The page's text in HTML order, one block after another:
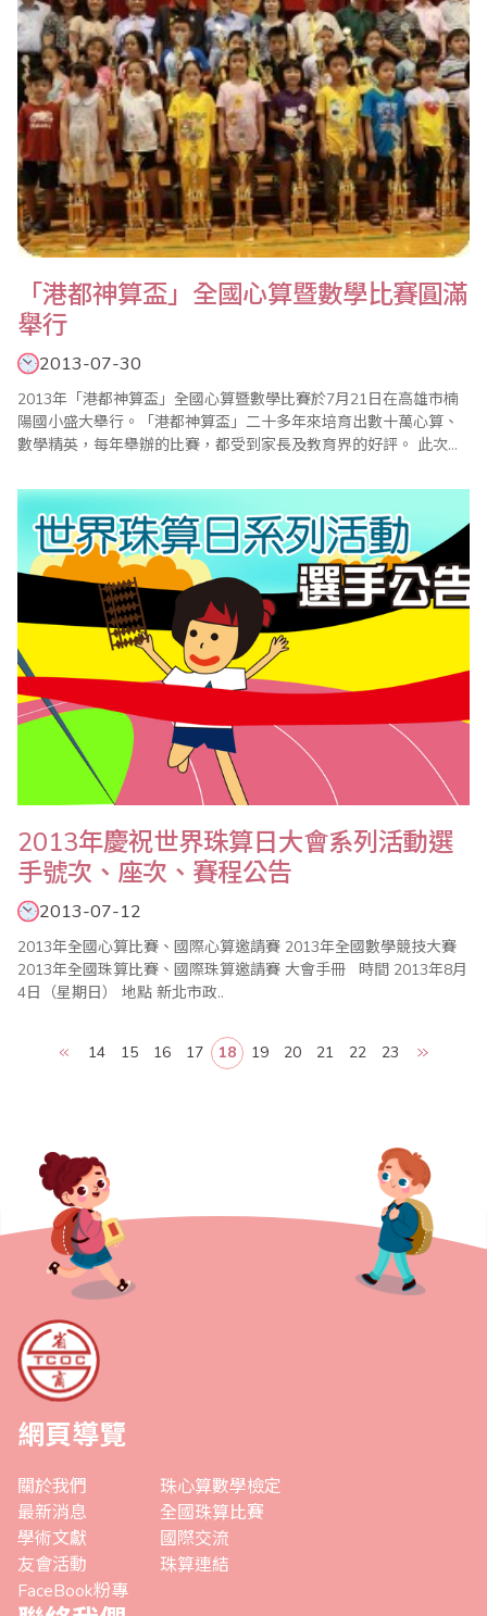
「港都神算盃」全國心算暨數學比賽圓滿
舉行
2013-07-30
2013年「港都神算盃」全國心算暨數學比賽於7月21日在高雄市楠
陽國小盛大舉行。「港都神算盃」二十多年來培育出數十萬心算、
數學精英，每年舉辦的比賽，都受到家長及教育界的好評。 此次比
準時進行心算比賽，8點50分數學比賽。10點成績陸續公佈，分為
幼稚園、一年級到六年級等組，主辦單位每年均以獎學金鼓勵前三
名得獎選手，名列前茅的小選手除..
2013年慶祝世界珠算日大會系列活動選
手號次、座次、賽程公告
2013-07-12
2013年全國心算比賽、國際心算邀請賽 2013年全國數學競技大賽
2013年全國珠算比賽、國際珠算邀請賽 大會手冊 時間 2013年8月
4日（星期日） 地點 新北市政..
14 15 16 17 18 19 20 21 22 23
網頁導覽
關於我們
最新消息
學術文獻
友會活動
FaceBook粉專
珠心算數學檢定
全國珠算比賽
國際交流
珠算連結